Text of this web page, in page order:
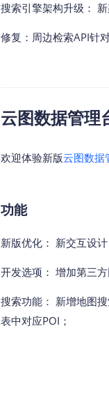
搜索引擎架构升级：
修复：周边检索API针
云图数据管
欢迎体验新版云图数据
功能
新版优化： 新交互设
开发选项： 增加第三
搜索功能： 新增地图
表中对应POI；